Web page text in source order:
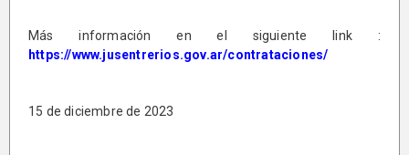
Más información en el siguiente link :
https://www.jusentrerios.gov.ar/contrataciones/
15 de diciembre de 2023